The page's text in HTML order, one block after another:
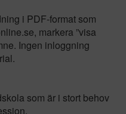
i PDF-format som
markera ”visa
Ingen inloggning
som är i stort behov